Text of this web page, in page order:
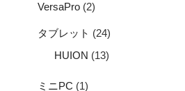
VersaPro (2)
タブレット (24)
HUION (13)
ミニPC (1)